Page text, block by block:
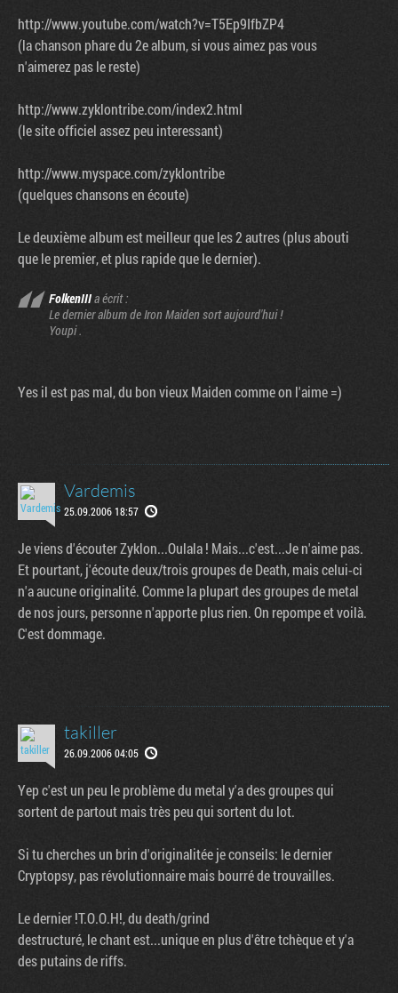
http://www.youtube.com/watch?v=T5Ep9IfbZP4
(la chanson phare du 2e album, si vous aimez pas vous
n'aimerez pas le reste)
http://www.zyklontribe.com/index2.html
(le site officiel assez peu interessant)
http://www.myspace.com/zyklontribe
(quelques chansons en écoute)
Le deuxième album est meilleur que les 2 autres (plus abouti
que le premier, et plus rapide que le dernier).
FolkenIIIa écrit :
Le dernier album de Iron Maiden sort aujourd'hui !
Youpi .
Yes il est pas mal, du bon vieux Maiden comme on l'aime =)
Vardemis
25.09.2006 18:57
Je viens d'écouter Zyklon...Oulala ! Mais...c'est...Je n'aime pas.
Et pourtant, j'écoute deux/trois groupes de Death, mais celui-ci
n'a aucune originalité. Comme la plupart des groupes de metal
de nos jours, personne n'apporte plus rien. On repompe et voilà.
C'est dommage.
takiller
26.09.2006 04:05
Yep c'est un peu le problème du metal y'a des groupes qui
sortent de partout mais très peu qui sortent du lot.
Si tu cherches un brin d'originalitée je conseils: le dernier
Cryptopsy, pas révolutionnaire mais bourré de trouvailles.
Le dernier !T.O.O.H!, du death/grind
destructuré, le chant est...unique en plus d'être tchèque et y'a
des putains de riffs.